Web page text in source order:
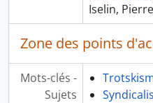
Iselin,
Zone des points
Mots-clés -
Sujets